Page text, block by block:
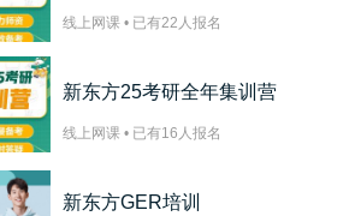
线上网课 • 已有22 人报名
新东方25考研全年集训营
线上网课 • 已有16 人报名
新东方GER培训